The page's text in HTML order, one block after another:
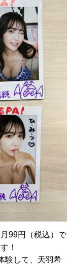
99円（税込）で
！
験して、天羽希